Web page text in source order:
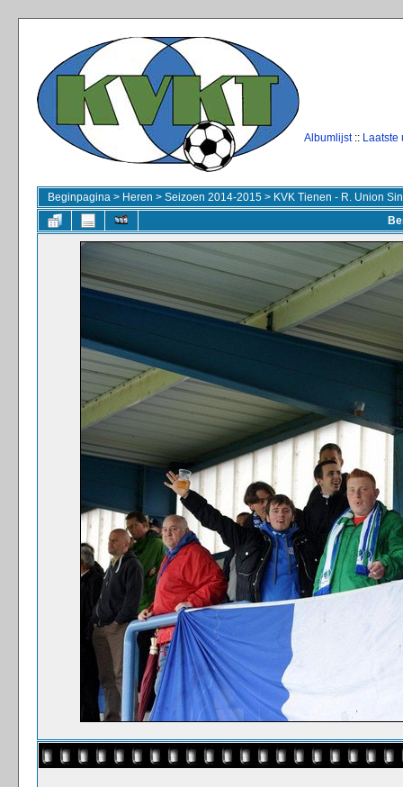
Albumlijst:: Laatste
Beginpagina > Heren > Seizoen 2014-2015 > KVK Tienen - R. Union